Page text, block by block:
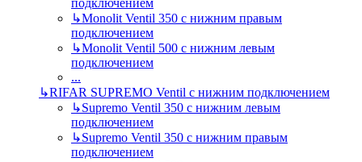
↳Monolit Ventil 350 с нижним правым
подключением
↳Monolit Ventil 500 с нижним левым
подключением
...
↳RIFAR SUPREMO Ventil с нижним подключением
↳Supremo Ventil 350 с нижним левым
подключением
↳Supremo Ventil 350 с нижним правым
подключением